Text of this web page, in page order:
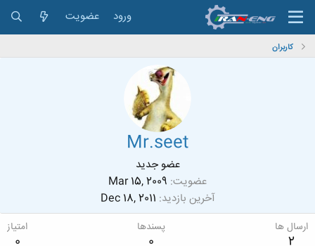
ورود عضویت
کاربران
Mr.seet
عضو جدید
عضویت Mar 15, 2009
آخرین بازدید Dec 18, 2011
ارسال ها
2
پسندها
0
امتیاز
0